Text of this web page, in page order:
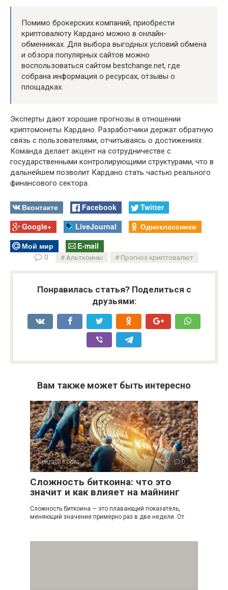
Помимо брокерских компаний, приобрести
криптовалюту Кардано можно в онлайн-
обменниках. Для выбора выгодных условий обмена
и обзора популярных сайтов можно
воспользоваться сайтом bestchange.net, где
собрана информация о ресурсах, отзывы о
площадках.
Эксперты дают хорошие прогнозы в отношении
криптомонеты Кардано. Разработчики держат обратную
связь с пользователями, отчитываясь о достижениях.
Команда делает акцент на сотрудничестве с
государственными контролирующими структурами, что в
дальнейшем позволит Кардано стать частью реального
финансового сектора.
Вконтакте Facebook
Twitter
Google+
LiveJournal
Одноклассники
Мой мир
E-mail
0 Альткоины Прогноз криптовалют
Понравилась статья? Поделиться с
друзьями:
Вам также может быть интересно
Криптовалюта 0
Сложность биткоина: что это
значит и как влияет на майнинг
Сложность биткоина — это плавающий показатель,
меняющий значение примерно раз в две недели. От